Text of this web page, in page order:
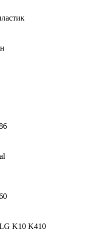
K10 K410